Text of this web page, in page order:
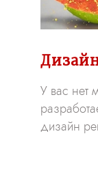
У вас нет
дизайн